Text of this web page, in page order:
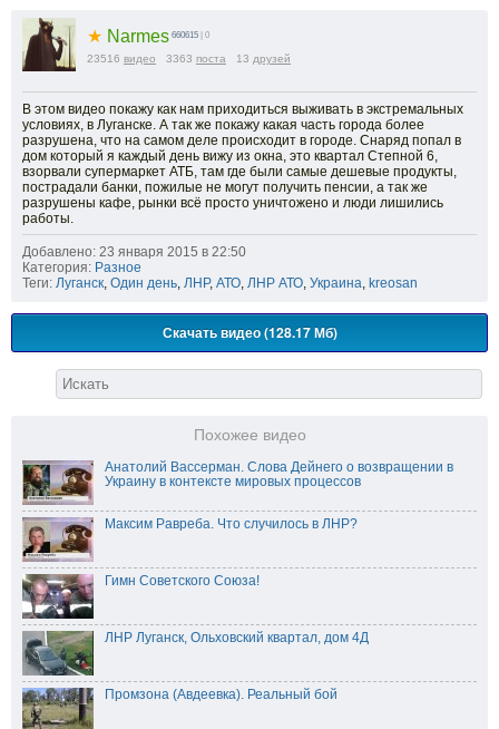
★ Narmes 660615 | 0
23516 видео 3363 поста 13 друзей
В этом видео покажу как нам приходиться выживать в экстремальных
условиях, в Луганске. А так же покажу какая часть города более
разрушена, что на самом деле происходит в городе. Снаряд попал в
дом который я каждый день вижу из окна, это квартал Степной 6,
взорвали супермаркет АТБ, там где были самые дешевые продукты,
пострадали банки, пожилые не могут получить пенсии, а так же
разрушены кафе, рынки всё просто уничтожено и люди лишились
работы.
Добавлено: 23 января 2015 в 22:50
Категория: Разное
Теги: Луганск, Один день, ЛНР, АТО, ЛНР АТО, Украина, kreosan
Скачать видео (128.17 Мб)
Похожее видео
Анатолий Вассерман. Слова Дейнего о возвращении в
Украину в контексте мировых процессов
Максим Равреба. Что случилось в ЛНР?
Гимн Советского Союза!
ЛНР Луганск, Ольховский квартал, дом 4Д
Промзона (Авдеевка). Реальный бой